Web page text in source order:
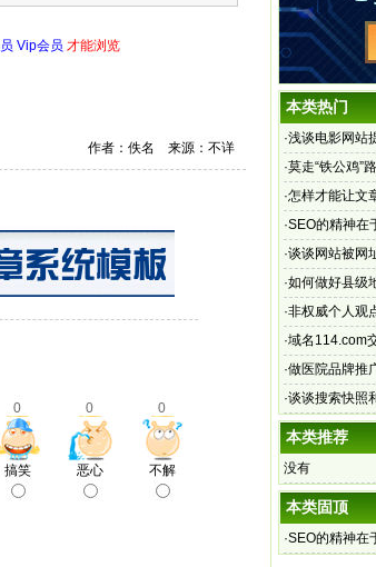
Vip会员 才能浏览
作者：佚名 来源：不详
0 0 0
搞笑 恶心 不解
本类热门
·浅谈电影网站
·莫走“铁公鸡”
·怎样才能让文
·SEO的精神在
·谈谈网站被网
·如何做好县级
·非权威个人观
·域名114.com
电信
·做医院品牌推
·谈谈搜索快照
本类推荐
没有
本类固顶
·SEO的精神在